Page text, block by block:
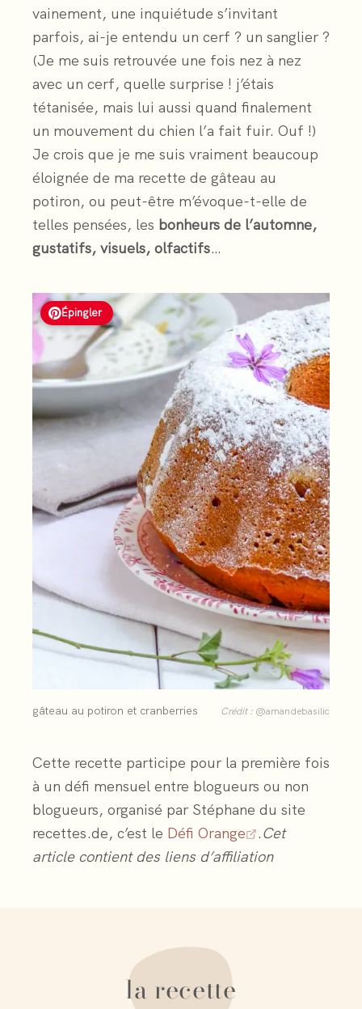
vainement, une inquiétude s’invitant
parfois, ai-je entendu un cerf ? un sanglier ?
(Je me suis retrouvée une fois nez à nez
avec un cerf, quelle surprise ! j’étais
tétanisée, mais lui aussi quand finalement
un mouvement du chien l’a fait fuir. Ouf !)
Je crois que je me suis vraiment beaucoup
éloignée de ma recette de gâteau au
potiron, ou peut-être m’évoque-t-elle de
telles pensées, les bonheurs de l’automne,
gustatifs, visuels, olfactifs…
Épingler
gâteau au potiron et cranberries Crédit : @amandebasilic
Cette recette participe pour la première fois
à un défi mensuel entre blogueurs ou non
blogueurs, organisé par Stéphane du site
recettes.de, c’est le Défi Orange .Cet
article contient des liens d’affiliation
la recette